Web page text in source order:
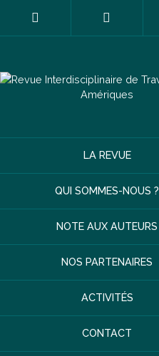
LA REVUE
QUI SOMMES-NOUS ?
NOTE AUX AUTEURS
NOS PARTENAIRES
ACTIVITÉS
CONTACT